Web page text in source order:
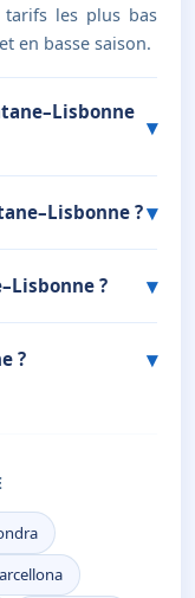
tarifs les plus bas
en basse saison.
?
?
?